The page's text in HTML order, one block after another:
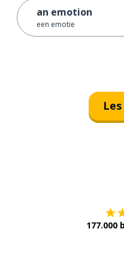
an emotion
een emotie
177.000